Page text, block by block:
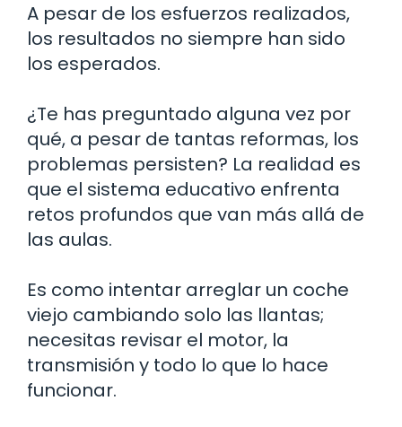
A pesar de los esfuerzos realizados,
los resultados no siempre han sido
los esperados.
¿Te has preguntado alguna vez por
qué, a pesar de tantas reformas, los
problemas persisten? La realidad es
que el sistema educativo enfrenta
retos profundos que van más allá de
las aulas.
Es como intentar arreglar un coche
viejo cambiando solo las llantas;
necesitas revisar el motor, la
transmisión y todo lo que lo hace
funcionar.